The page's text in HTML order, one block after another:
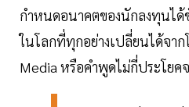
กำหนดอนาคตของนักลงทุนได้
ในโลกที่ทุกอย่างเปลี่ยนได้จา
Media หรือคำพูดไม่กี่ประโยค